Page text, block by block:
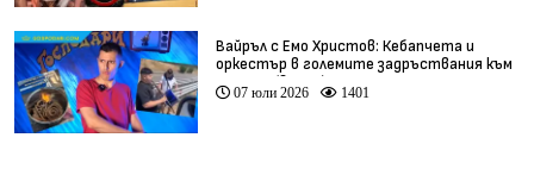
Вайръл с Емо Христов: Кебапчета и
оркестър в големите задръствания към
морето (видео)
07 юли 2026 1401